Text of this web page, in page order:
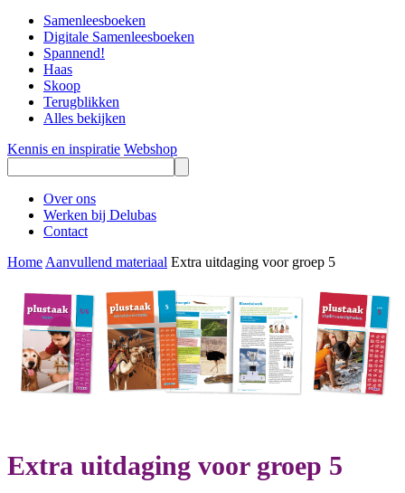
Samenleesboeken
Digitale Samenleesboeken
Spannend!
Haas
Skoop
Terugblikken
Alles bekijken
Kennis en inspiratie Webshop
Over ons
Werken bij Delubas
Contact
Home Aanvullend materiaal Extra uitdaging voor groep 5
Extra uitdaging voor groep 5